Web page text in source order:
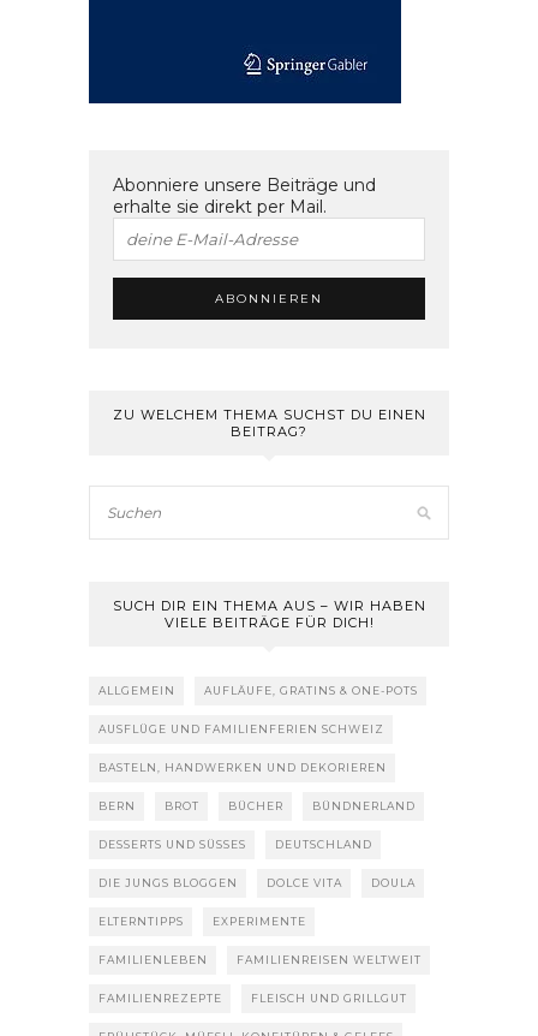
Abonniere unsere Beiträge und
erhalte sie direkt per Mail.
ZU WELCHEM THEMA SUCHST DU EINEN
BEITRAG?
SUCH DIR EIN THEMA AUS – WIR HABEN
VIELE BEITRÄGE FÜR DICH!
ALLGEMEIN AUFLÄUFE, GRATINS & ONE-POTS
AUSFLÜGE UND FAMILIENFERIEN SCHWEIZ
BASTELN, HANDWERKEN UND DEKORIEREN
BERN BROT BÜCHER BÜNDNERLAND
DESSERTS UND SÜSSES DEUTSCHLAND
DIE JUNGS BLOGGEN DOLCE VITA DOULA
ELTERNTIPPS EXPERIMENTE
FAMILIENLEBEN FAMILIENREISEN WELTWEIT
FAMILIENREZEPTE FLEISCH UND GRILLGUT